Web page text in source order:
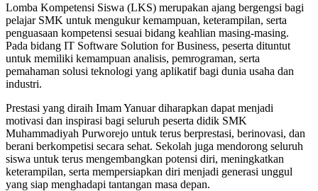
Lomba Kompetensi Siswa (LKS) merupakan ajang bergengsi bagi
pelajar SMK untuk mengukur kemampuan, keterampilan, serta
penguasaan kompetensi sesuai bidang keahlian masing-masing.
Pada bidang IT Software Solution for Business, peserta dituntut
untuk memiliki kemampuan analisis, pemrograman, serta
pemahaman solusi teknologi yang aplikatif bagi dunia usaha dan
industri.
Prestasi yang diraih Imam Yanuar diharapkan dapat menjadi
motivasi dan inspirasi bagi seluruh peserta didik SMK
Muhammadiyah Purworejo untuk terus berprestasi, berinovasi, dan
berani berkompetisi secara sehat. Sekolah juga mendorong seluruh
siswa untuk terus mengembangkan potensi diri, meningkatkan
keterampilan, serta mempersiapkan diri menjadi generasi unggul
yang siap menghadapi tantangan masa depan.